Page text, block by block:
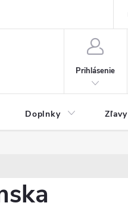
Prihlásenie
Doplnky Zľavy